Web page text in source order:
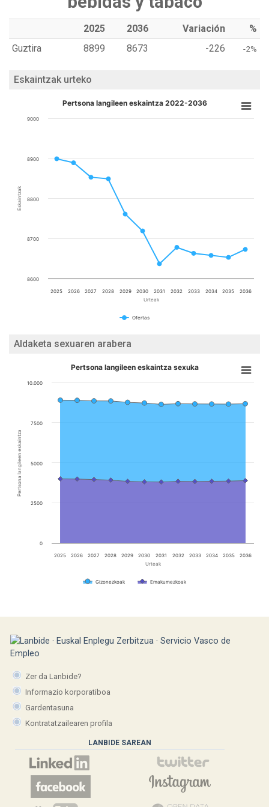
2025 2036 Variación
%
Guztira
8899 8673 -226 -2%
Eskaintzak urteko
Urteak
Eskaintzak
Pertsona langileen eskaintza 2022-2036
Ofertas
2025 2026 2027 2028 2029 2030 2031 2032 2033 2034 2035 2036
8600
8700
8800
8900
9000
Aldaketa sexuaren arabera
Urteak
Pertsona langileen eskaintza
Pertsona langileen eskaintza sexuka
Gizonezkoak Emakumezkoak
2025 2026 2027 2028 2029 2030 2031 2032 2033 2034 2035 2036
0
2500
5000
7500
10.000
Zer da Lanbide?
Informazio korporatiboa
Gardentasuna
Kontratatzailearen profila
LANBIDE SAREAN